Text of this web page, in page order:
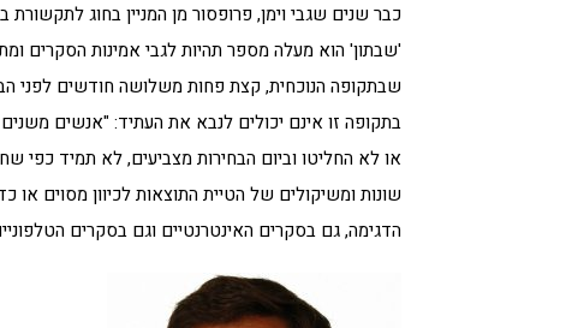
כבר שנים שגבי וימן, פרופסור מן המניין בחוג
'שבתון' הוא מעלה מספר תהיות לגבי אמינות הסקרים
שבתקופה הנוכחית, קצת פחות משלושה חודשים לפני
בתקופה זו אינם יכולים לנבא את העתיד: "אנשים
או לא החליטו וביום הבחירות מצביעים, לא תמיד
שונות ומשיקולים של הטיית התוצאות לכיוון מסוים
הדגימה, גם בסקרים האינטרנטיים וגם בסקרים